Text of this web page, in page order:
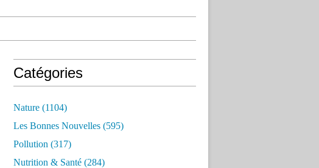
Catégories
Nature (1104)
Les Bonnes Nouvelles (595)
Pollution (317)
Nutrition & Santé (284)